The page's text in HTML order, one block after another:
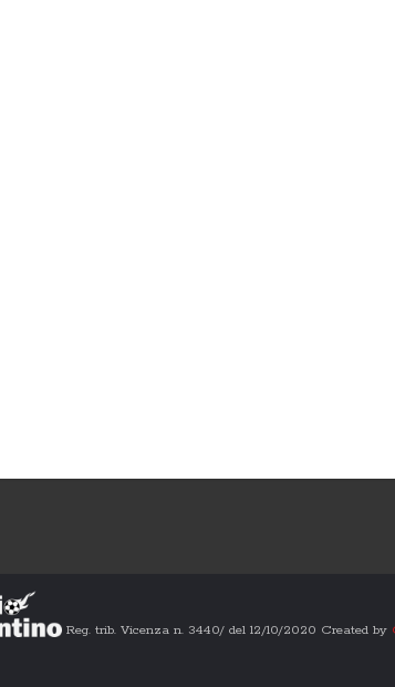
Reg. trib. Vicenza n. 3440/ del 12/10/2020 Created by